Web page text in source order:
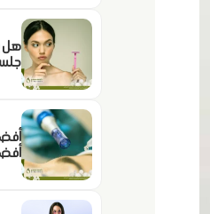
هل
أفضل 5